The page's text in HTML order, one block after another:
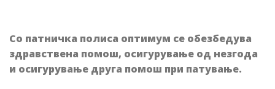
Со патничка полиса оптимум се обезбедува
здравствена помош, осигурување од незгода
и осигурување друга помош при патување.